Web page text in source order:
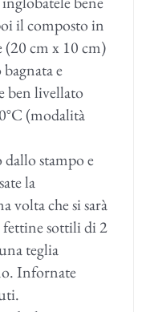
il composto in
(20 cm x 10 cm)
e
ben livellato
(modalità
stampo e
la
volta che si sarà
fettine sottili di 2
teglia
Infornate